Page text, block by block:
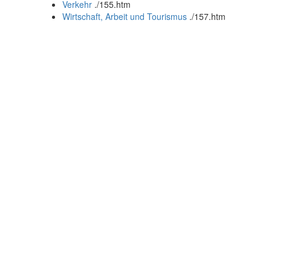
Verkehr ./155.htm
Wirtschaft, Arbeit und Tourismus ./157.htm